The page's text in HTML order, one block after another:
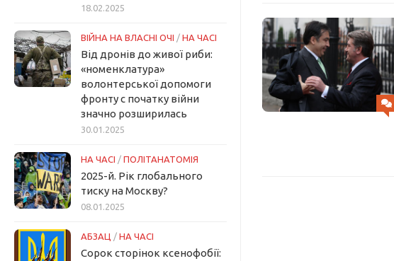
18.02.2025
ВІЙНА НА ВЛАСНІ ОЧІ / НА ЧАСІ
Від дронів до живої риби:
«номенклатура»
волонтерської допомоги
фронту с початку війни
значно розширилась
30.01.2025
НА ЧАСІ / ПОЛІТАНАТОМІЯ
2025-й. Рік глобального
тиску на Москву?
08.01.2025
АБЗАЦ / НА ЧАСІ
Сорок сторінок ксенофобії: